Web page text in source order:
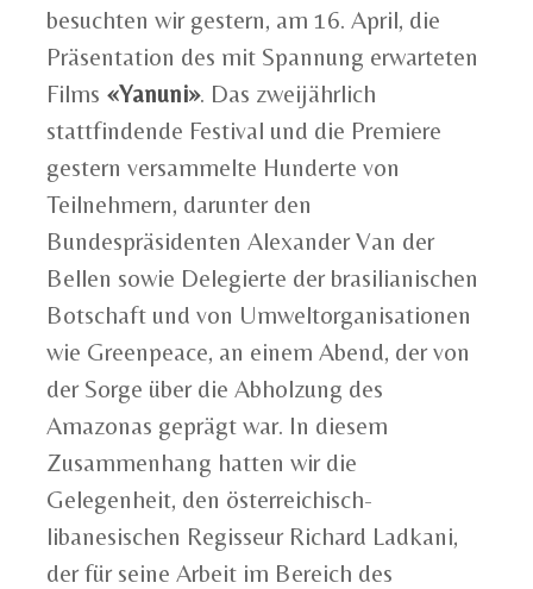
besuchten wir gestern, am 16. April, die
Präsentation des mit Spannung erwarteten
Films «Yanuni». Das zweijährlich
stattfindende Festival und die Premiere
gestern versammelte Hunderte von
Teilnehmern, darunter den
Bundespräsidenten Alexander Van der
Bellen sowie Delegierte der brasilianischen
Botschaft und von Umweltorganisationen
wie Greenpeace, an einem Abend, der von
der Sorge über die Abholzung des
Amazonas geprägt war. In diesem
Zusammenhang hatten wir die
Gelegenheit, den österreichisch-
libanesischen Regisseur Richard Ladkani,
der für seine Arbeit im Bereich des